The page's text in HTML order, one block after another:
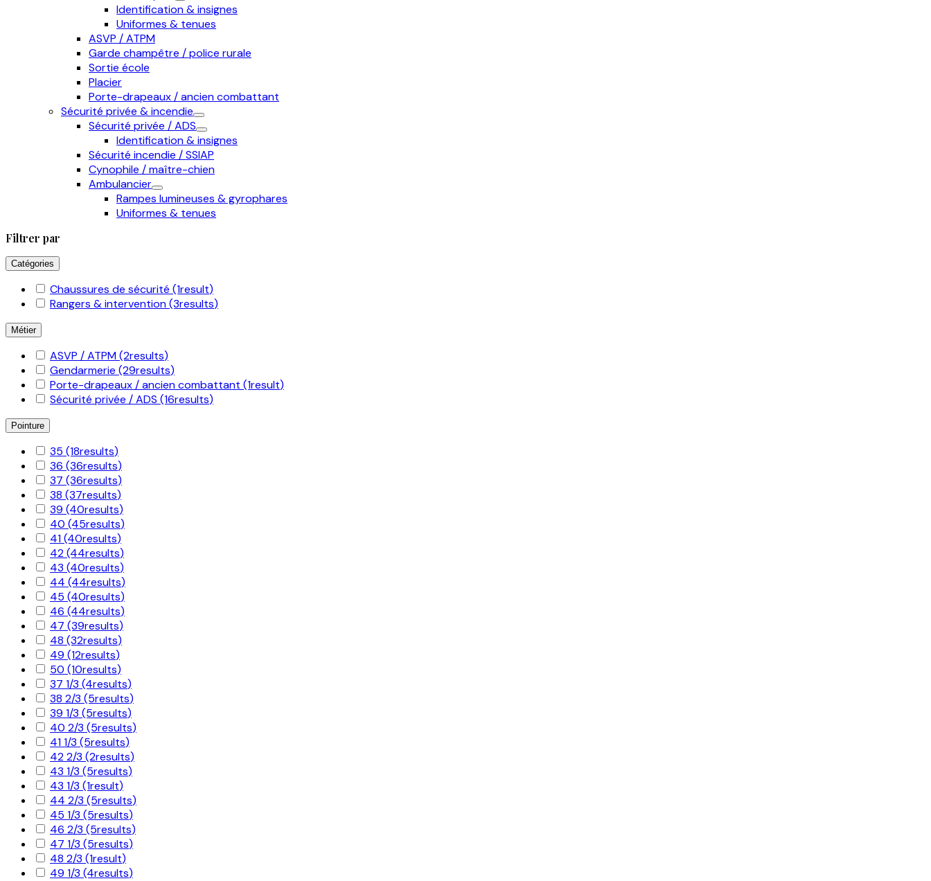
Identification & insignes
Uniformes & tenues
ASVP / ATPM
Garde champêtre / police rurale
Sortie école
Placier
Porte-drapeaux / ancien combattant
Sécurité privée & incendie
Sécurité privée / ADS
Identification & insignes
Sécurité incendie / SSIAP
Cynophile / maître-chien
Ambulancier
Rampes lumineuses & gyrophares
Uniformes & tenues
Filtrer par
Catégories
Chaussures de sécurité (1result)
Rangers & intervention(3results)
Métier
ASVP / ATPM(2results)
Gendarmerie (29results)
Porte-drapeaux / ancien combattant (1result)
Sécurité privée / ADS (16results)
Pointure
35 (18results)
36 (36results)
37 (36results)
38 (37results)
39 (40results)
40 (45results)
41(40results)
42(44results)
43 (40results)
44 (44results)
45 (40results)
46 (44results)
47 (39results)
48 (32results)
49 (12results)
50 (10results)
37 1/3 (4results)
38 2/3 (5results)
39 1/3 (5results)
40 2/3 (5results)
41 1/3 (5results)
42 2/3 (2results)
43 1/3 (5results)
43 1/3 (1result)
44 2/3 (5results)
45 1/3 (5results)
46 2/3 (5results)
47 1/3 (5results)
48 2/3 (1result)
49 1/3 (4results)